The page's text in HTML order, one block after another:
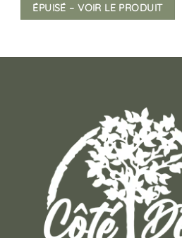
ÉPUISÉ – VOIR LE PRODUIT